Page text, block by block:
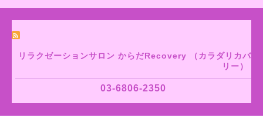
リラクゼーションサロン からだRecovery （カラダリカバ
リー）
03-6806-2350